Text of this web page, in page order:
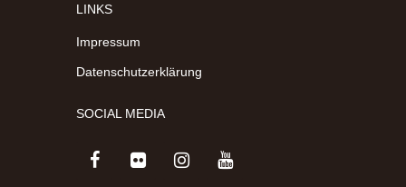
LINKS
Impressum
Datenschutzerklärung
SOCIAL MEDIA